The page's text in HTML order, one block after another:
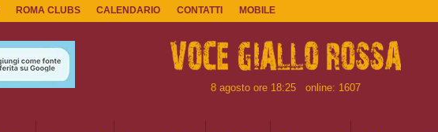
ROMA CLUBS CALENDARIO CONTATTI MOBILE
8 agosto ore 18:25 online: 1607